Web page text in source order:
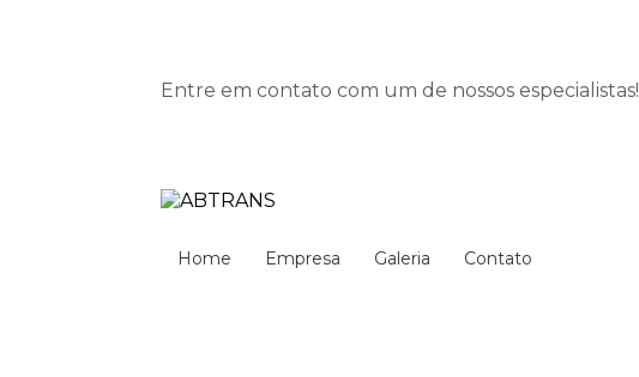
Entre em contato com um de nossos especialistas!
Home Empresa Galeria Contato